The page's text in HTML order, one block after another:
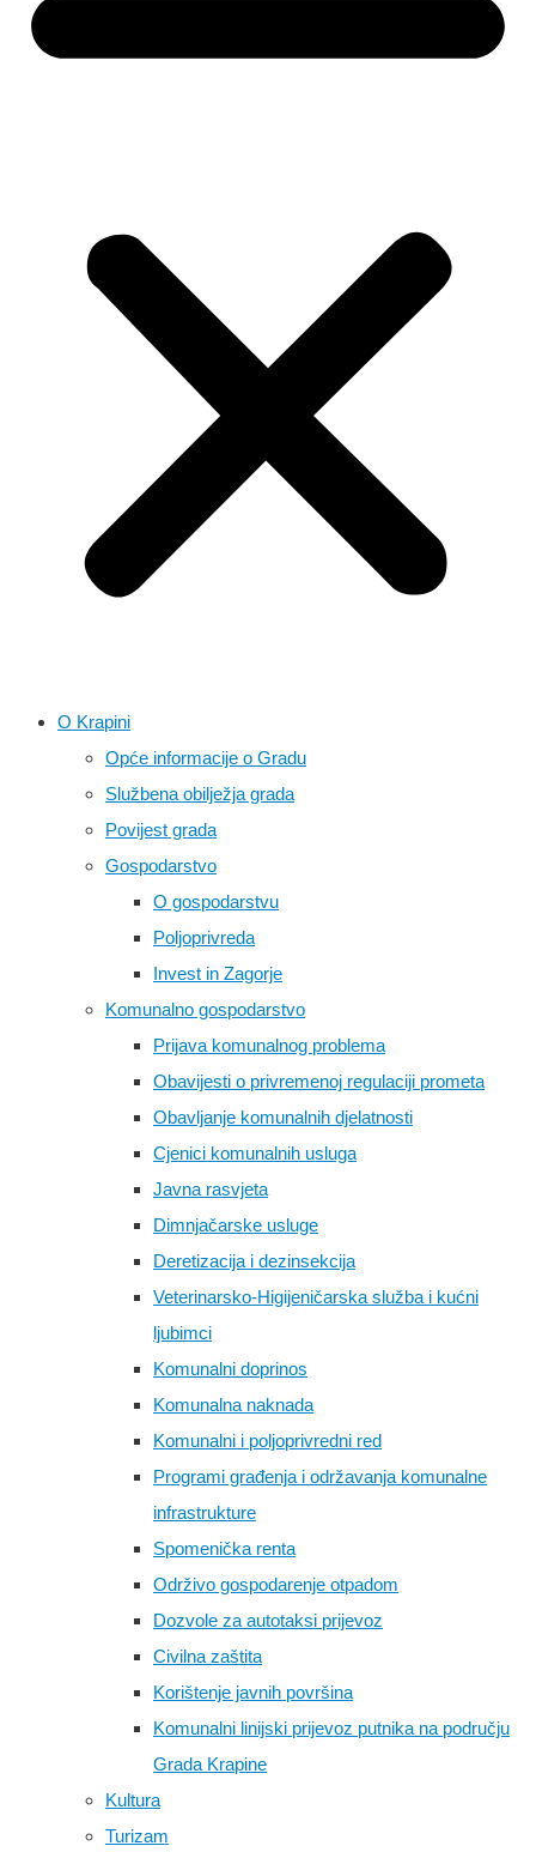
O Krapini
Opće informacije o Gradu
Službena obilježja grada
Povijest grada
Gospodarstvo
O gospodarstvu
Poljoprivreda
Invest in Zagorje
Komunalno gospodarstvo
Prijava komunalnog problema
Obavijesti o privremenoj regulaciji prometa
Obavljanje komunalnih djelatnosti
Cjenici komunalnih usluga
Javna rasvjeta
Dimnjačarske usluge
Deretizacija i dezinsekcija
Veterinarsko-Higijeničarska služba i kućni
ljubimci
Komunalni doprinos
Komunalna naknada
Komunalni i poljoprivredni red
Programi građenja i održavanja komunalne
infrastrukture
Spomenička renta
Održivo gospodarenje otpadom
Dozvole za autotaksi prijevoz
Civilna zaštita
Korištenje javnih površina
Komunalni linijski prijevoz putnika na području
Grada Krapine
Kultura
Turizam